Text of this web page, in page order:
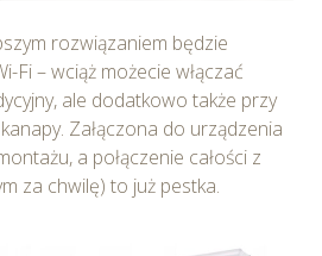
rozwiązaniem będzie
Fi – wciąż możecie włączać
ale dodatkowo także przy
Załączona do urządzenia
a połączenie całości z
za chwilę) to już pestka.